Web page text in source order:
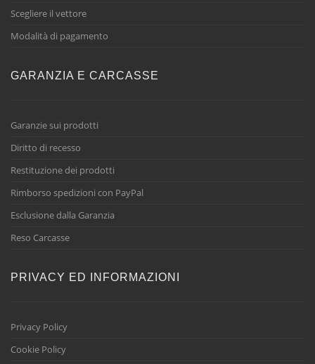
Scegliere il vettore
Modalità di pagamento
GARANZIA E CARCASSE
Garanzie sui prodotti
Diritto di recesso
Restituzione dei prodotti
Rimborso spedizioni con PayPal
Esclusione dalla Garanzia
Reso Carcasse
PRIVACY ED INFORMAZIONI
Privacy Policy
Cookie Policy